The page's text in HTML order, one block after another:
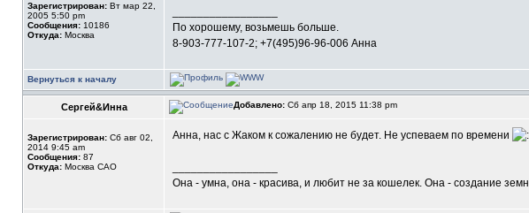
Зарегистрирован: Вт мар 22,
2005 5:50 pm
Сообщения: 10186
Откуда: Москва
По хорошему, возьмешь больше.
8-903-777-107-2; +7(495)96-96-006 Анна
Вернуться к началу
Сергей&Инна Добавлено: Сб апр 18, 2015 11:38 pm
Зарегистрирован: Сб авг 02,
2014 9:45 am
Сообщения: 87
Откуда: Москва САО
Анна, нас с Жаком к сожалению не будет. Не успеваем по времени
Она - умна, она - красива, и любит не за кошелек. Она - создание